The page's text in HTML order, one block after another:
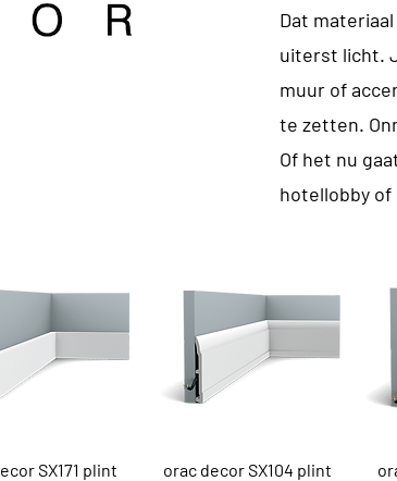
Dat
uiterst licht.
muur of
te zetten.
Of het nu
hotellobby of
overzicht
SX171 plint Snel overzicht
orac decor SX104 plint